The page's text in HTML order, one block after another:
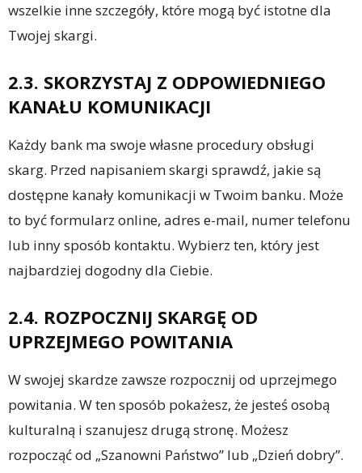
wszelkie inne szczegóły, które mogą być istotne dla
Twojej skargi.
2.3. SKORZYSTAJ Z ODPOWIEDNIEGO
KANAŁU KOMUNIKACJI
Każdy bank ma swoje własne procedury obsługi
skarg. Przed napisaniem skargi sprawdź, jakie są
dostępne kanały komunikacji w Twoim banku. Może
to być formularz online, adres e-mail, numer telefonu
lub inny sposób kontaktu. Wybierz ten, który jest
najbardziej dogodny dla Ciebie.
2.4. ROZPOCZNIJ SKARGĘ OD
UPRZEJMEGO POWITANIA
W swojej skardze zawsze rozpocznij od uprzejmego
powitania. W ten sposób pokażesz, że jesteś osobą
kulturalną i szanujesz drugą stronę. Możesz
rozpocząć od „Szanowni Państwo” lub „Dzień dobry”.